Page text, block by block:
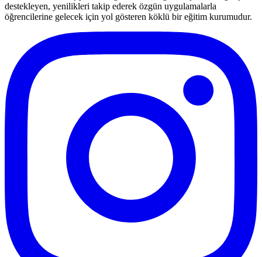
destekleyen, yenilikleri takip ederek özgün uygulamalarla
öğrencilerine gelecek için yol gösteren köklü bir eğitim kurumudur.